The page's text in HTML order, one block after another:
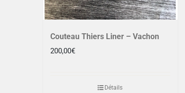
Couteau Thiers Liner – Vachon
200,00€
Détails